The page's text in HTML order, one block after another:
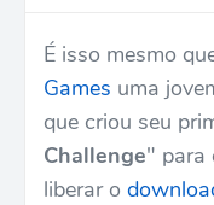
É isso mesmo
Games uma
que criou seu
Challenge" para
liberar o